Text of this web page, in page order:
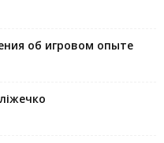
об игровом опыте